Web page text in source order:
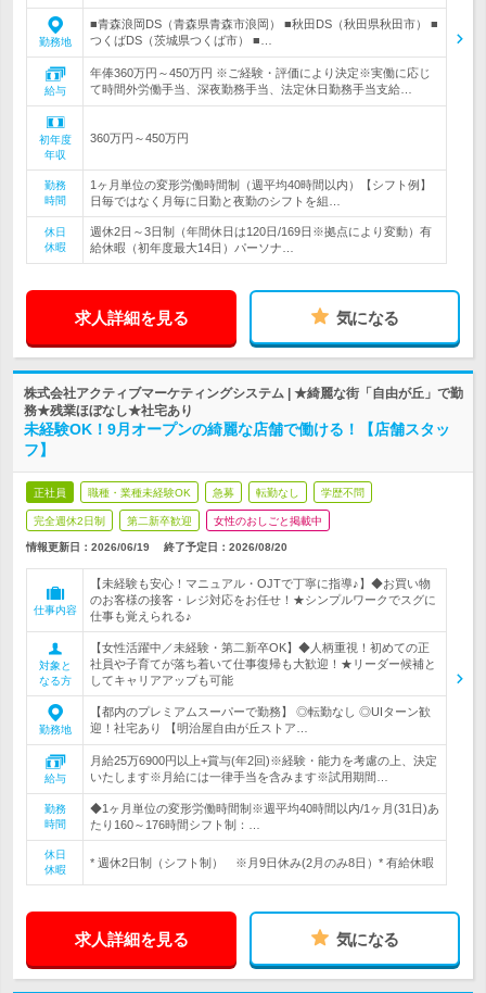
勤務地
■青森浪岡DS（青森県青森市浪岡） ■秋田DS（秋田県秋田市） ■
つくばDS（茨城県つくば市） ■…
給与
年俸360万円～450万円 ※ご経験・評価により決定※実働に応じ
て時間外労働手当、深夜勤務手当、法定休日勤務手当支給…
初年度
年収
360万円～450万円
勤務
時間
1ヶ月単位の変形労働時間制（週平均40時間以内）【シフト例】
日毎ではなく月毎に日勤と夜勤のシフトを組…
休日
休暇
週休2日～3日制（年間休日は120日/169日※拠点により変動）有
給休暇（初年度最大14日）パーソナ…
求人詳細を見る 気になる
株式会社アクティブマーケティングシステム | ★綺麗な街「自由が丘」で勤
務★残業ほぼなし★社宅あり
未経験OK！9月オープンの綺麗な店舗で働ける！【店舗スタッ
フ】
正社員 職種・業種未経験OK 急募 転勤なし 学歴不問
完全週休2日制 第二新卒歓迎 女性のおしごと掲載中
情報更新日：2026/06/19 終了予定日： 2026/08/20
仕事内容
【未経験も安心！マニュアル・OJTで丁寧に指導♪】◆お買い物
のお客様の接客・レジ対応をお任せ！★シンプルワークでスグに
仕事も覚えられる♪
対象と
なる方
【女性活躍中／未経験・第二新卒OK】◆人柄重視！初めての正
社員や子育てが落ち着いて仕事復帰も大歓迎！★リーダー候補と
してキャリアアップも可能
勤務地
【都内のプレミアムスーパーで勤務】 ◎転勤なし ◎UIターン歓
迎！社宅あり 【明治屋自由が丘ストア…
給与
月給25万6900円以上+賞与(年2回)※経験・能力を考慮の上、決定
いたします※月給には一律手当を含みます※試用期間…
勤務
時間
◆1ヶ月単位の変形労働時間制※週平均40時間以内/1ヶ月(31日)あ
たり160～176時間シフト制：…
休日
休暇
* 週休2日制（シフト制） ※月9日休み(2月のみ8日）* 有給休暇
求人詳細を見る 気になる